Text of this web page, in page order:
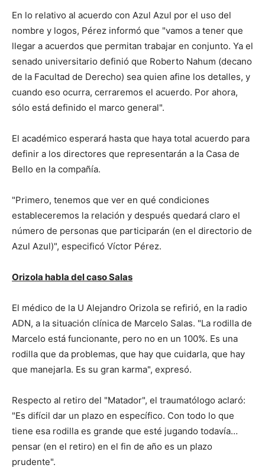
En lo relativo al acuerdo con Azul Azul por el uso del
nombre y logos, Pérez informó que "vamos a tener que
llegar a acuerdos que permitan trabajar en conjunto. Ya el
senado universitario definió que Roberto Nahum (decano
de la Facultad de Derecho) sea quien afine los detalles, y
cuando eso ocurra, cerraremos el acuerdo. Por ahora,
sólo está definido el marco general".
El académico esperará hasta que haya total acuerdo para
definir a los directores que representarán a la Casa de
Bello en la compañía.
"Primero, tenemos que ver en qué condiciones
estableceremos la relación y después quedará claro el
número de personas que participarán (en el directorio de
Azul Azul)", especificó Víctor Pérez.
Orizola habla del caso Salas
El médico de la U Alejandro Orizola se refirió, en la radio
ADN, a la situación clínica de Marcelo Salas. "La rodilla de
Marcelo está funcionante, pero no en un 100%. Es una
rodilla que da problemas, que hay que cuidarla, que hay
que manejarla. Es su gran karma", expresó.
Respecto al retiro del "Matador", el traumatólogo aclaró:
"Es difícil dar un plazo en específico. Con todo lo que
tiene esa rodilla es grande que esté jugando todavía…
pensar (en el retiro) en el fin de año es un plazo
prudente".